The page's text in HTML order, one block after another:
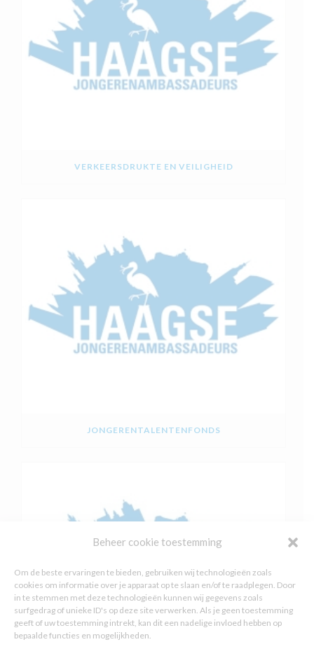
Beheer cookie toestemming
Om de beste ervaringen te bieden, gebruiken wij technologieën zoals
cookies om informatie over je apparaat op te slaan en/of te raadplegen. Door
in te stemmen met deze technologieën kunnen wij gegevens zoals
surfgedrag of unieke ID's op deze site verwerken. Als je geen toestemming
geeft of uw toestemming intrekt, kan dit een nadelige invloed hebben op
bepaalde functies en mogelijkheden.
VERKEERSDRUKTE EN VEILIGHEID
JONGERENTALENTENFONDS